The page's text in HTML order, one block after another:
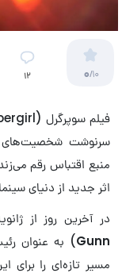
0/10
12
سرنوشت شخصیت‌های
منبع اقتباس رقم
اثر جدید از دنیای
در آخرین روز از ژانویه سال
Gunn
مسیر تازه‌ای را برای